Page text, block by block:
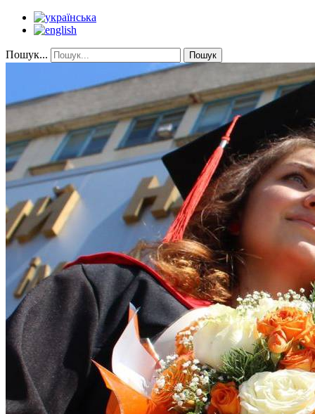
Пошук... Пошук